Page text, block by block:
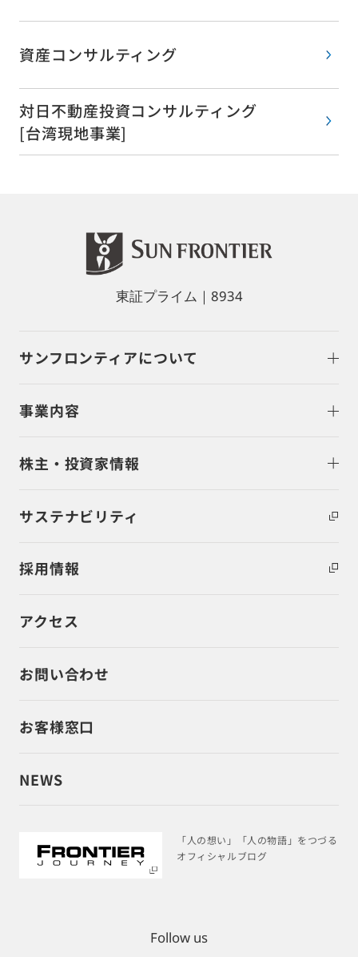
資産コンサルティング
対日不動産投資コンサルティング
[台湾現地事業]
東証プライム｜8934
サンフロンティアについて
事業内容
株主・投資家情報
サステナビリティ
採用情報
アクセス
お問い合わせ
お客様窓口
NEWS
「人の想い」「人の物語」をつづる
オフィシャルブログ
Follow us